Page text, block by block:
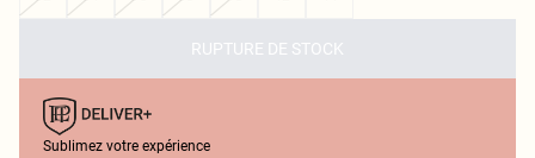
RUPTURE DE STOCK
Sublimez votre expérience